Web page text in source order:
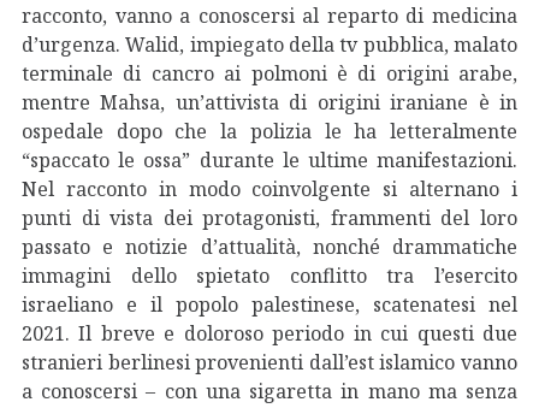
racconto, vanno a conoscersi al reparto di medicina
d’urgenza. Walid, impiegato della tv pubblica, malato
terminale di cancro ai polmoni è di origini arabe,
mentre Mahsa, un’attivista di origini iraniane è in
ospedale dopo che la polizia le ha letteralmente
“spaccato le ossa” durante le ultime manifestazioni.
Nel racconto in modo coinvolgente si alternano i
punti di vista dei protagonisti, frammenti del loro
passato e notizie d’attualità, nonché drammatiche
immagini dello spietato conflitto tra l’esercito
israeliano e il popolo palestinese, scatenatesi nel
2021. Il breve e doloroso periodo in cui questi due
stranieri berlinesi provenienti dall’est islamico vanno
a conoscersi – con una sigaretta in mano ma senza